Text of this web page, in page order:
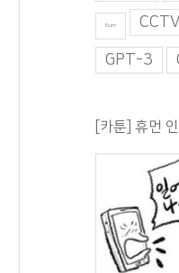
Burn CCTV
GPT-3
[카툰] 휴먼